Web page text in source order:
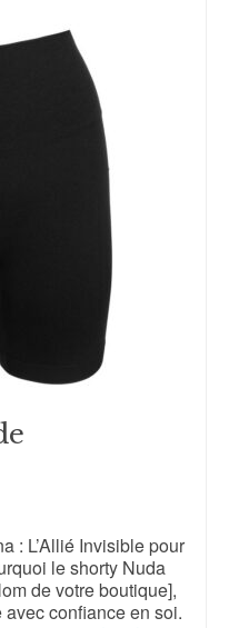
: L’Allié Invisible pour
le shorty Nuda
de votre boutique],
confiance en soi.